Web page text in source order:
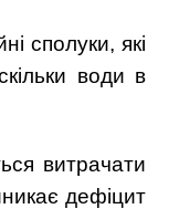
сполуки, які
води в
витрачати
дефіцит